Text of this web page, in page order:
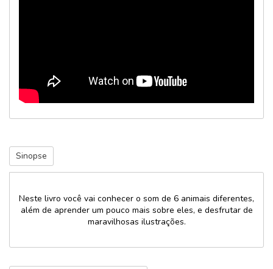
Sinopse
Neste livro você vai conhecer o som de 6 animais diferentes,
além de aprender um pouco mais sobre eles, e desfrutar de
maravilhosas ilustrações.